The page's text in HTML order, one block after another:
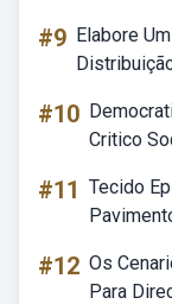
#9 Elabore
#10
Critico
#11 Tecido
#12 Os
Para